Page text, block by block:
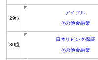
29位
アイフル
その他金融業
30位
日本リビング保証
その他金融業